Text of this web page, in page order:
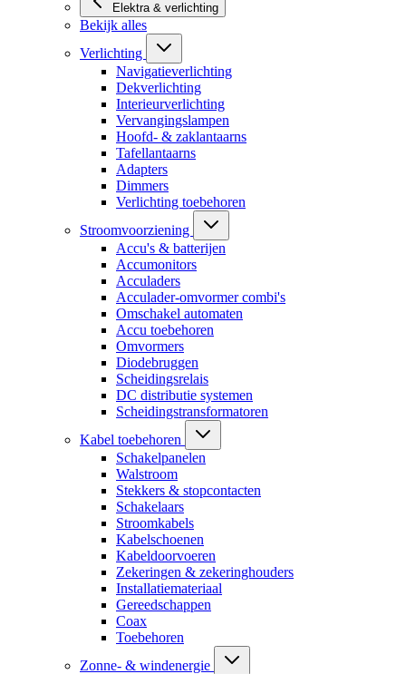
Elektra & verlichting
Bekijk alles
Verlichting
Navigatieverlichting
Dekverlichting
Interieurverlichting
Vervangingslampen
Hoofd- & zaklantaarns
Tafellantaarns
Adapters
Dimmers
Verlichting toebehoren
Stroomvoorziening
Accu's & batterijen
Accumonitors
Acculaders
Acculader-omvormer combi's
Omschakel automaten
Accu toebehoren
Omvormers
Diodebruggen
Scheidingsrelais
DC distributie systemen
Scheidingstransformatoren
Kabel toebehoren
Schakelpanelen
Walstroom
Stekkers & stopcontacten
Schakelaars
Stroomkabels
Kabelschoenen
Kabeldoorvoeren
Zekeringen & zekeringhouders
Installatiemateriaal
Gereedschappen
Coax
Toebehoren
Zonne- & windenergie